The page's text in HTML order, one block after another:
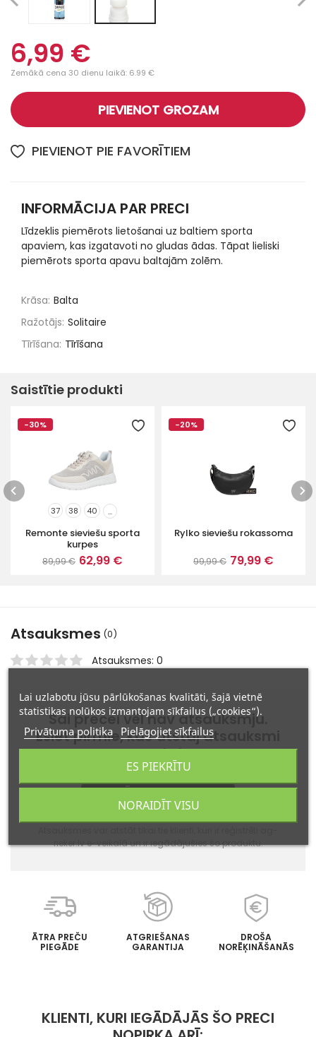
6,99 €
Zemākā cena 30 dienu laikā: 6.99 €
PIEVIENOT GROZAM
PIEVIENOT PIE FAVORĪTIEM
INFORMĀCIJA PAR PRECI
Līdzeklis piemērots lietošanai uz baltiem sporta
apaviem, kas izgatavoti no gludas ādas. Tāpat lieliski
piemērots sporta apavu baltajām zolēm.
Krāsa: Balta
Ražotājs: Solitaire
Tīrīšana: Tīrīšana
Saistītie produkti
-30%
37 38 40 ...
Remonte sieviešu sporta
kurpes
89,99 € 62,99 €
-20%
Rylko sieviešu rokassoma
99,99 € 79,99 €
Atsauksmes (0)
Atsauksmes: 0
Šai precei vēl nav atsauksmju.
Esiet pirmie, kas atstāj atsauksmi
par to!
ATSTĀJIET ATSAUKSMI
rieker.lv e-veikalā un ir iegādājušies šo produktu.
ĀTRA PREČU
PIEGĀDE
ATGRIEŠANAS
GARANTIJA
DROŠA
NORĒĶINĀŠANĀS
KLIENTI, KURI IEGĀDĀJĀS ŠO PRECI
Lai uzlabotu jūsu pārlūkošanas kvalitāti, šajā vietnē
statistikas nolūkos izmantojam sīkfailus („cookies“).
Privātuma politika Pielāgojiet sīkfailus
NORAIDĪT VISU
ES PIEKRĪTU